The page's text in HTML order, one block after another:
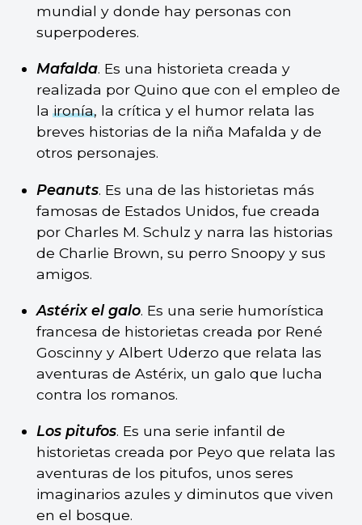
mundial y donde hay personas con
superpoderes.
Mafalda. Es una historieta creada y
realizada por Quino que con el empleo de
laironía, la crítica y el humor relata las
breves historias de la niña Mafalda y de
otros personajes.
Peanuts. Es una de las historietas más
famosas de Estados Unidos, fue creada
por Charles M. Schulz y narra las historias
de Charlie Brown, su perro Snoopy y sus
amigos.
Astérix el galo. Es una serie humorística
francesa de historietas creada por René
Goscinny y Albert Uderzo que relata las
aventuras de Astérix, un galo que lucha
contra los romanos.
Los pitufos. Es una serie infantil de
historietas creada por Peyo que relata las
aventuras de los pitufos, unos seres
imaginarios azules y diminutos que viven
en el bosque.